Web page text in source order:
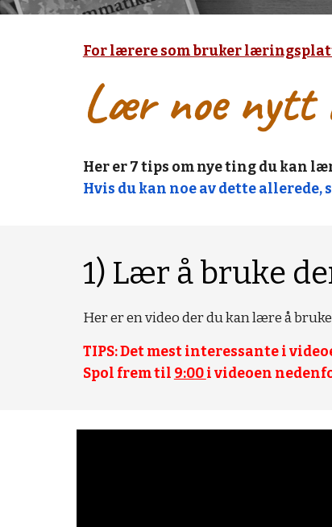
For lærere som bruker
Lær noe nytt
Her er 7 tips om nye ting du kan
Hvis du kan noe av dette allerede,
1) Lær å bruke
Her er en video der du kan lære å
TIPS: Det mest interessante i
Spol frem til 9:00 i videoen